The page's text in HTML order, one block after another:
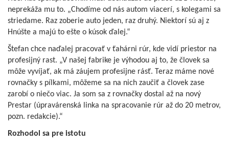
neprekáža mu to. „Chodíme od nás autom viacerí, s kolegami sa
striedame. Raz zoberie auto jeden, raz druhý. Niektorí sú aj z
Hnúšte a majú to ešte o kúsok ďalej.“
Štefan chce naďalej pracovať v ťahárni rúr, kde vidí priestor na
profesijný rast. „V našej fabrike je výhodou aj to, že človek sa
môže vyvíjať, ak má záujem profesijne rásť. Teraz máme nové
rovnačky s pílkami, môžeme sa na nich zaučiť a človek zase
zarobí o niečo viac. Ja som sa z rovnačky dostal až na nový
Prestar (úpravárenská linka na spracovanie rúr až do 20 metrov,
pozn. redakcie).“
Rozhodol sa pre istotu